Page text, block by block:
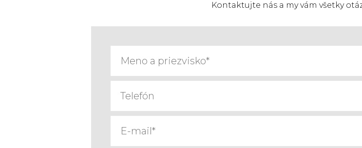
Kontaktujte nás a my vám všetky